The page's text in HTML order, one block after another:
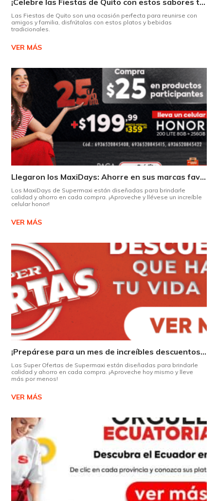
Las Fiestas de Quito son una ocasión perfecta para reunirse con
amigos y familia, disfrútalas con estos platos y bebidas
tradicionales.
VER MÁS
Llegaron los MaxiDays: Ahorre en sus marcas favoritas
Los MaxiDays de Supermaxi están diseñadas para brindarle
calidad y ahorro en cada compra. ¡Aproveche y llévese un increíble
celular honor!
VER MÁS
¡Prepárese para un mes de increíbles descuentos en Supermaxi!
Las Super Ofertas de Supermaxi están diseñadas para brindarle
calidad y ahorro en cada compra. ¡Aproveche hoy mismo y lleve
más por menos!
VER MÁS